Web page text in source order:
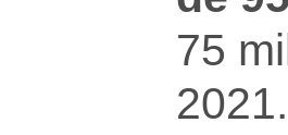
75
2021.